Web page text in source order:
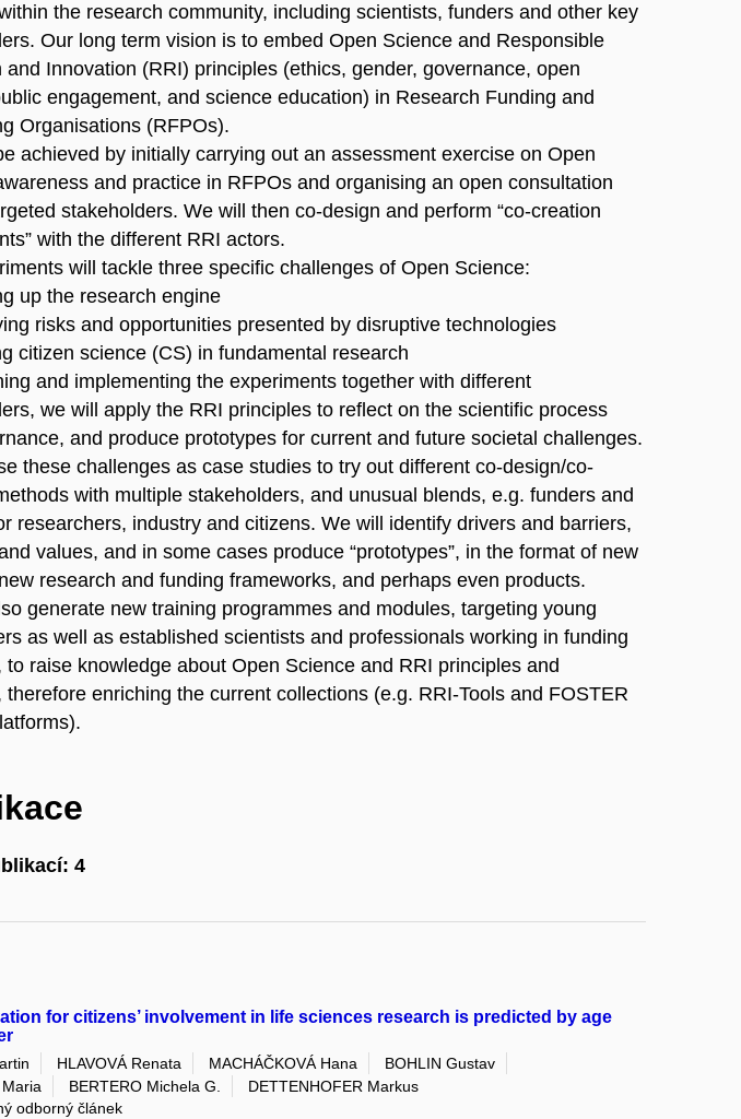
the research community, including scientists, funders and other key
Our long term vision is to embed Open Science and Responsible
and Innovation (RRI) principles (ethics, gender, governance, open
engagement, and science education) in Research Funding and
Organisations (RFPOs).
achieved by initially carrying out an assessment exercise on Open
and practice in RFPOs and organising an open consultation
stakeholders. We will then co-design and perform “co-creation
with the different RRI actors.
will tackle three specific challenges of Open Science:
up the research engine
risks and opportunities presented by disruptive technologies
citizen science (CS) in fundamental research
and implementing the experiments together with different
we will apply the RRI principles to reflect on the scientific process
and produce prototypes for current and future societal challenges.
these challenges as case studies to try out different co-design/co-
with multiple stakeholders, and unusual blends, e.g. funders and
researchers, industry and citizens. We will identify drivers and barriers,
values, and in some cases produce “prototypes”, in the format of new
research and funding frameworks, and perhaps even products.
generate new training programmes and modules, targeting young
as well as established scientists and professionals working in funding
to raise knowledge about Open Science and RRI principles and
therefore enriching the current collections (e.g. RRI-Tools and FOSTER
4
for citizens’ involvement in life sciences research is predicted by age
HLAVOVÁ Renata MACHÁČKOVÁ Hana
BOHLIN Gustav
BERTERO Michela G.
DETTENHOFER Markus
odborný článek